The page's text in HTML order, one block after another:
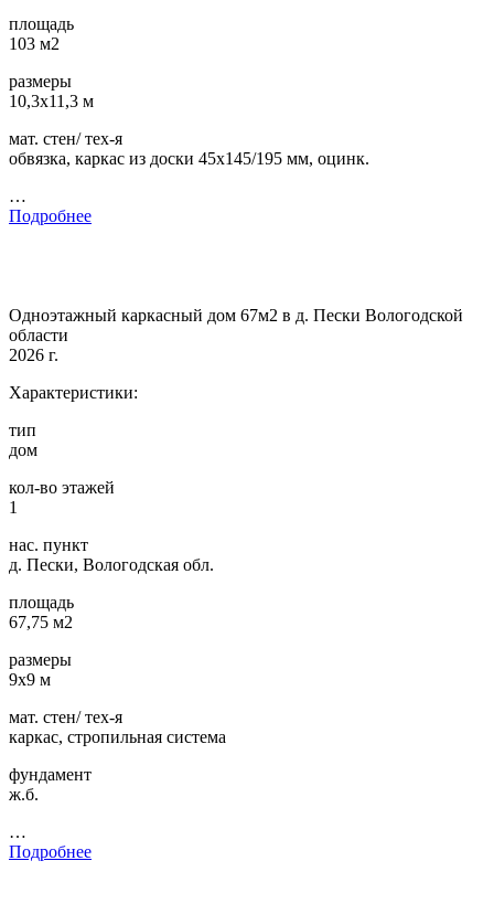
площадь
103 м2
размеры
10,3х11,3 м
мат. стен/ тех-я
обвязка, каркас из доски 45х145/195 мм, оцинк.
…
Подробнее
Одноэтажный каркасный дом 67м2 в д. Пески Вологодской
области
2026 г.
Характеристики:
тип
дом
кол-во этажей
1
нас. пункт
д. Пески, Вологодская обл.
площадь
67,75 м2
размеры
9х9 м
мат. стен/ тех-я
каркас, стропильная система
фундамент
ж.б.
…
Подробнее